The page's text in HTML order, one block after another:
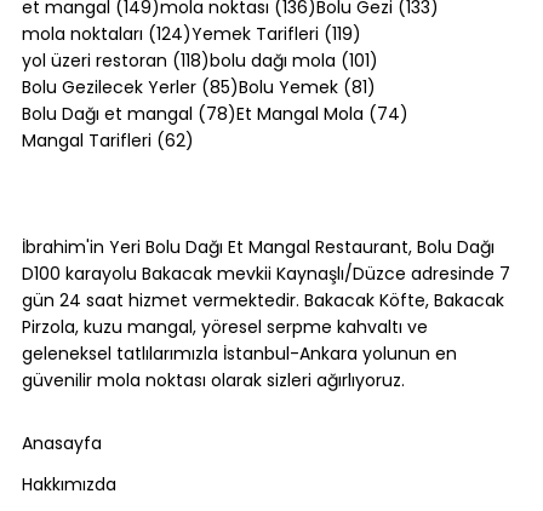
Yapılır?
et mangal (149)149 yazı
mola noktası (136)136 yazı
Bolu Gezi (133)
mola noktaları (124)124 yazı
Yemek Tarifleri (119)
yol üzeri restoran (118)118 yazı
bolu dağı mola (101)
Bolu Gezilecek Yerler (85)85 yazı
Bolu Yemek (81)
Bolu Dağı et mangal (78)78 yazı
Et Mangal Mola (74)
Mangal Tarifleri (62)
İbrahim'in Yeri Bolu Dağı Et Mangal Restaurant, Bolu Dağı
D100 karayolu Bakacak mevkii Kaynaşlı/Düzce adresinde 7
gün 24 saat hizmet vermektedir. Bakacak Köfte, Bakacak
Pirzola, kuzu mangal, yöresel serpme kahvaltı ve
geleneksel tatlılarımızla İstanbul-Ankara yolunun en
güvenilir mola noktası olarak sizleri ağırlıyoruz.
Anasayfa
Hakkımızda